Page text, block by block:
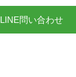
LINE問い合わせ